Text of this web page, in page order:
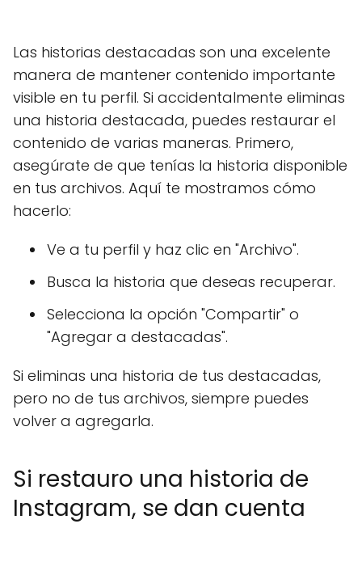
Las historias destacadas son una excelente
manera de mantener contenido importante
visible en tu perfil. Si accidentalmente eliminas
una historia destacada, puedes restaurar el
contenido de varias maneras. Primero,
asegúrate de que tenías la historia disponible
en tus archivos. Aquí te mostramos cómo
hacerlo:
Ve a tu perfil y haz clic en "Archivo".
Busca la historia que deseas recuperar.
Selecciona la opción "Compartir" o
"Agregar a destacadas".
Si eliminas una historia de tus destacadas,
pero no de tus archivos, siempre puedes
volver a agregarla.
Si restauro una historia de
Instagram, se dan cuenta